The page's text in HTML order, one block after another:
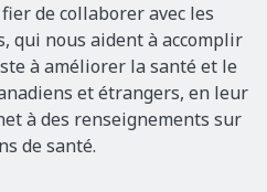
de collaborer avec les
qui nous aident à accomplir
à améliorer la santé et le
et étrangers, en leur
à des renseignements sur
de santé.